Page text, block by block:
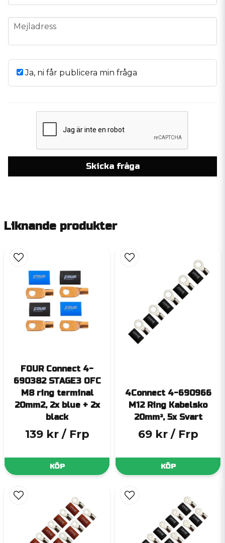
email
Mejladress
Ja, ni får publicera min fråga
Skicka fråga
Liknande produkter
FOUR Connect 4-
690382 STAGE3 OFC
M8 ring terminal
20mm2, 2x blue + 2x
black
139 kr / Frp
KÖP
4Connect 4-690966
M12 Ring Kabelsko
20mm², 5x Svart
69 kr / Frp
KÖP